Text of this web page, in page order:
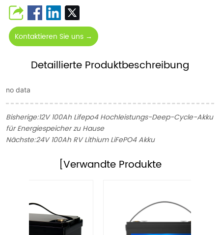
Kontaktieren Sie uns →
Detaillierte Produktbeschreibung
no data
Bisherige:12V 100Ah Lifepo4 Hochleistungs-Deep-Cycle-Akku
für Energiespeicher zu Hause
Nächste:24V 100Ah RV Lithium LiFePO4 Akku
[Verwandte Produkte